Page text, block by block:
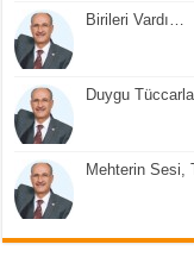
Birileri Vardı…
Duygu
Mehterin Sesi,